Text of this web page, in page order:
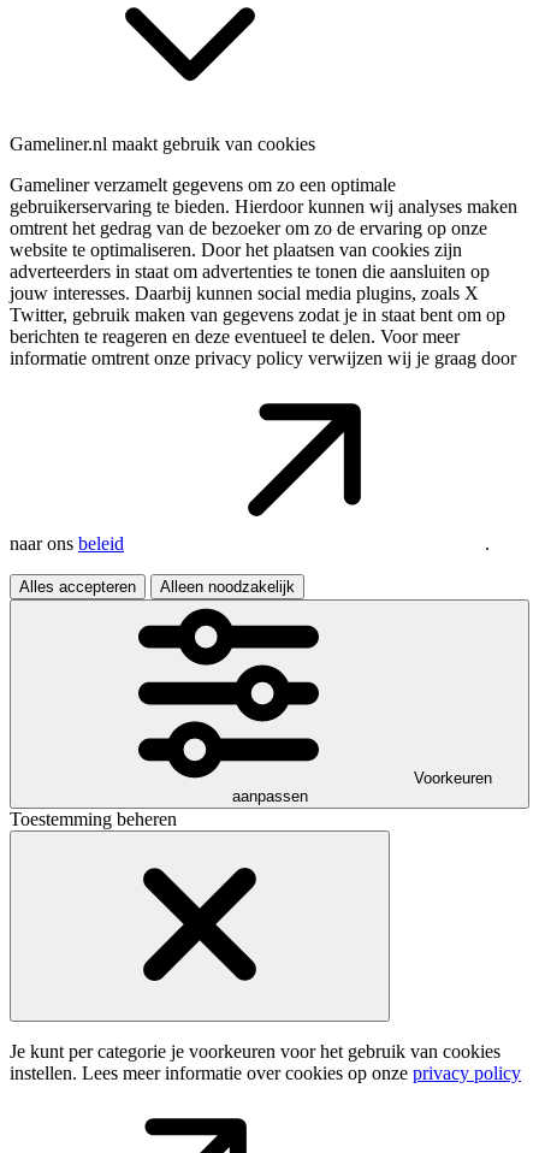
Gameliner.nl maakt gebruik van cookies
Gameliner verzamelt gegevens om zo een optimale
gebruikerservaring te bieden. Hierdoor kunnen wij analyses maken
omtrent het gedrag van de bezoeker om zo de ervaring op onze
website te optimaliseren. Door het plaatsen van cookies zijn
adverteerders in staat om advertenties te tonen die aansluiten op
jouw interesses. Daarbij kunnen social media plugins, zoals X
Twitter, gebruik maken van gegevens zodat je in staat bent om op
berichten te reageren en deze eventueel te delen. Voor meer
informatie omtrent onze privacy policy verwijzen wij je graag door
naar ons beleid .
Alles accepteren Alleen noodzakelijk
Voorkeuren
aanpassen
Toestemming beheren
Je kunt per categorie je voorkeuren voor het gebruik van cookies
instellen. Lees meer informatie over cookies op onze privacy policy